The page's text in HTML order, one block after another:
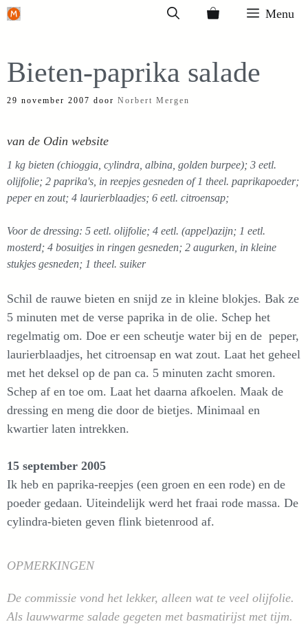
Ga
inhoud
Menu
Bieten-paprika salade
29 november 2007 door Norbert Mergen
van de Odin website
1 kg bieten (chioggia, cylindra, albina, golden burpee); 3 eetl.
olijfolie; 2 paprika's, in reepjes gesneden of 1 theel. paprikapoeder;
peper en zout; 4 laurierblaadjes; 6 eetl. citroensap;
Voor de dressing: 5 eetl. olijfolie; 4 eetl. (appel)azijn; 1 eetl.
mosterd; 4 bosuitjes in ringen gesneden; 2 augurken, in kleine
stukjes gesneden; 1 theel. suiker
Schil de rauwe bieten en snijd ze in kleine blokjes. Bak ze
5 minuten met de verse paprika in de olie. Schep het
regelmatig om. Doe er een scheutje water bij en de peper,
laurierblaadjes, het citroensap en wat zout. Laat het geheel
met het deksel op de pan ca. 5 minuten zacht smoren.
Schep af en toe om. Laat het daarna afkoelen. Maak de
dressing en meng die door de bietjes. Minimaal en
kwartier laten intrekken.
15 september 2005
Ik heb en paprika-reepjes (een groen en een rode) en de
poeder gedaan. Uiteindelijk werd het fraai rode massa. De
cylindra-bieten geven flink bietenrood af.
OPMERKINGEN
De commissie vond het lekker, alleen wat te veel olijfolie.
Als lauwwarme salade gegeten met basmatirijst met tijm.